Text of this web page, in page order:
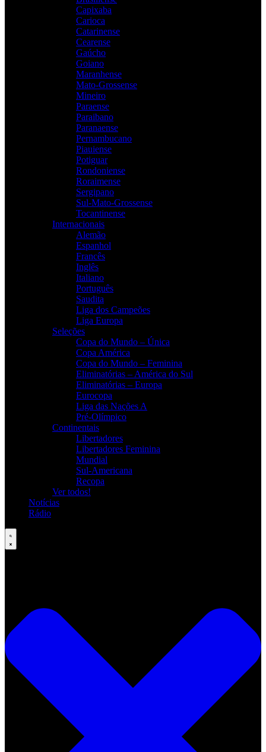
Capixaba
Carioca
Catarinense
Cearense
Gaúcho
Goiano
Maranhense
Mato-Grossense
Mineiro
Paraense
Paraibano
Paranaense
Pernambucano
Piauiense
Potiguar
Rondoniense
Roraimense
Sergipano
Sul-Mato-Grossense
Tocantinense
Internacionais
Alemão
Espanhol
Francês
Inglês
Italiano
Português
Saudita
Liga dos Campeões
Liga Europa
Seleções
Copa do Mundo – Única
Copa América
Copa do Mundo – Feminina
Eliminatórias – América do Sul
Eliminatórias – Europa
Eurocopa
Liga das Nações A
Pré-Olímpico
Continentais
Libertadores
Libertadores Feminina
Mundial
Sul-Americana
Recopa
Ver todos!
Notícias
Rádio